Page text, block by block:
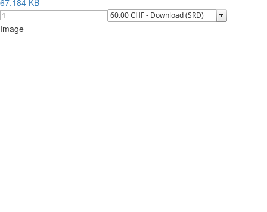
67.184 KB
Image